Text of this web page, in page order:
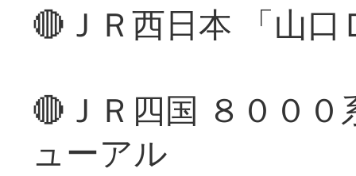
🔴ＪＲ西日本 「山
🔴ＪＲ四国 ８００
ューアル